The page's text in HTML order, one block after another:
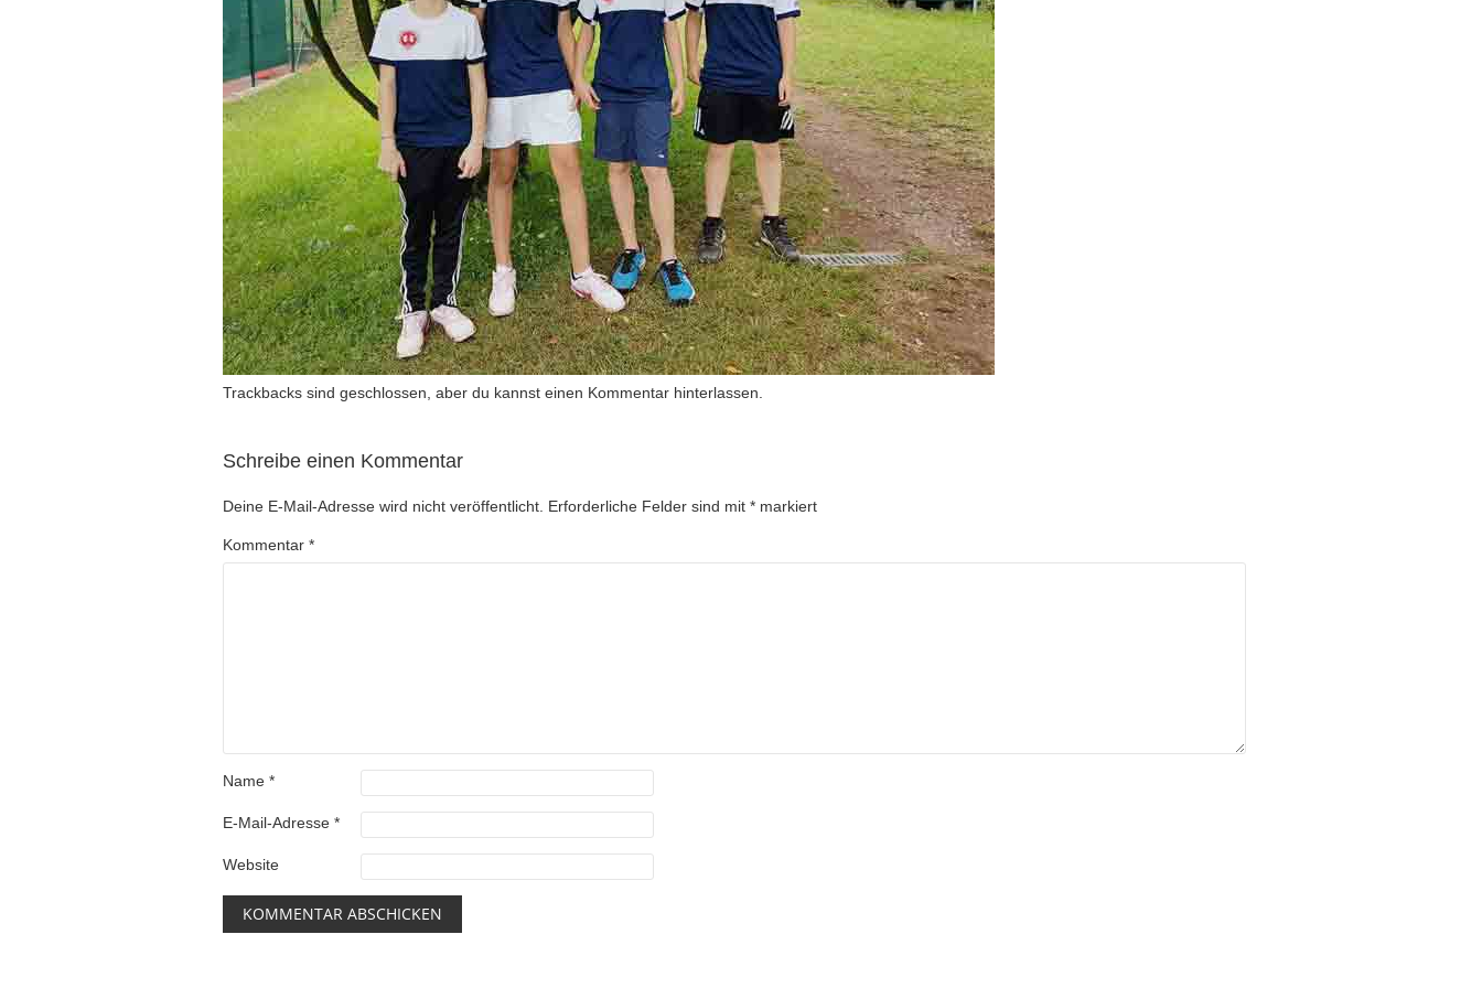
Trackbacks sind geschlossen, aber du kannst einen Kommentar hinterlassen
Schreibe einen Kommentar
Deine E-Mail-Adresse wird nicht veröffentlicht. Erforderliche Felder sind mit * markiert
Kommentar *
Name *
E-Mail-Adresse *
Website